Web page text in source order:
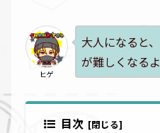
ヒゲ
大人になると
が難しくなるよ
目次